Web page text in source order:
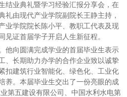
结业典礼暨学习经验汇报分享会，在
礼由现代产业学院副院长王静主持，
业学院院长陈小平、教职工代表及现
见证首届学子开启人生新征程。
他向圆满完成学业的首届毕业生表示
、长期助力办学的合作企业致以诚挚
扣建筑行业智能化、绿色化、工业化
养。本届毕业生交出了一份亮眼的成
第五建设有限公司、中国水利水电第